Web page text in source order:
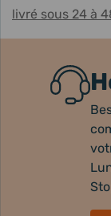
livré sous 24 à